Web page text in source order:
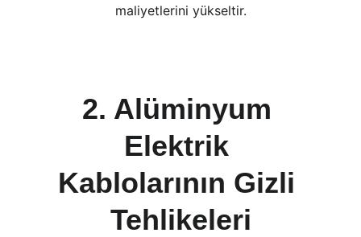
maliyetlerini yükseltir.
2. Alüminyum
Elektrik
Kablolarının Gizli
Tehlikeleri